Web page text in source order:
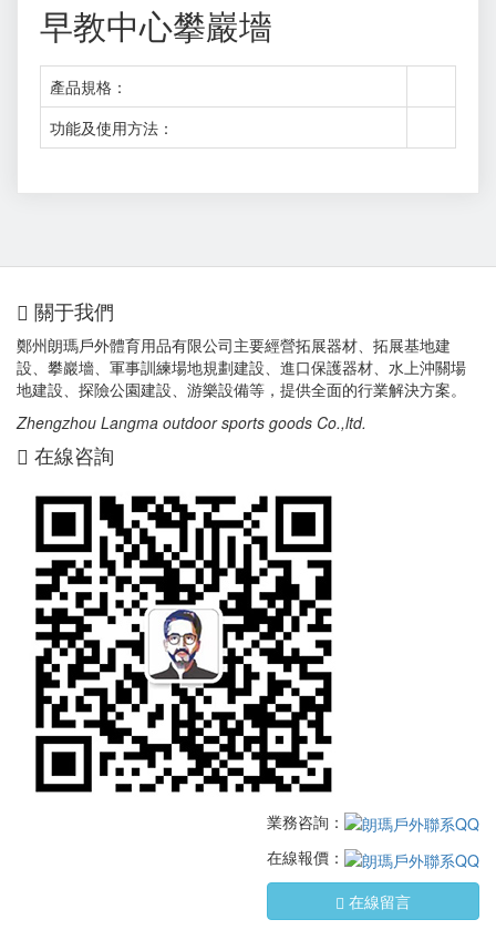
早教中心攀巖墻
產品規格：
功能及使用方法：
關于我們
鄭州朗瑪戶外體育用品有限公司主要經營拓展器材、拓展基地建
設、攀巖墻、軍事訓練場地規劃建設、進口保護器材、水上沖關場
地建設、探險公園建設、游樂設備等，提供全面的行業解決方案。
Zhengzhou Langma outdoor sports goods Co.,ltd.
在線咨詢
業務咨詢：
在線報價：
在線留言